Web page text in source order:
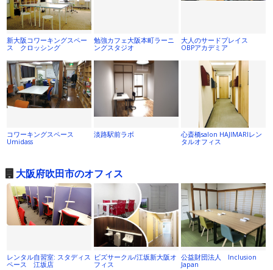
新大阪コワーキングスペー
ス クロッシング
勉強カフェ大阪本町ラーニ
ングスタジオ
大人のサードプレイス
OBPアカデミア
コワーキングスペース
Umidass
淡路駅前ラボ
心斎橋salon HAJIMARIレン
タルオフィス
大阪府吹田市のオフィス
レンタル自習室: スタディス
ペース 江坂店
ビズサークル/江坂新大阪オ
フィス
公益財団法人 Inclusion
Japan